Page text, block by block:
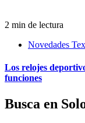
2 min de lectura
Novedades
Los relojes
funciones
Busca en